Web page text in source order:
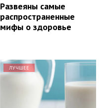
Развеяны самые
распространенные
мифы о здоровье
ЛУЧШЕЕ